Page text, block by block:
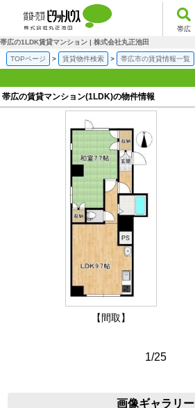
帯広
帯広の1LDK賃貸マンション | 株式会社丸正池田
TOPページ 賃貸物件検索 帯広市の賃貸情報一覧
帯広の賃貸マンション(1LDK)の物件情報
【間取】
1/25
画像ギャラリー